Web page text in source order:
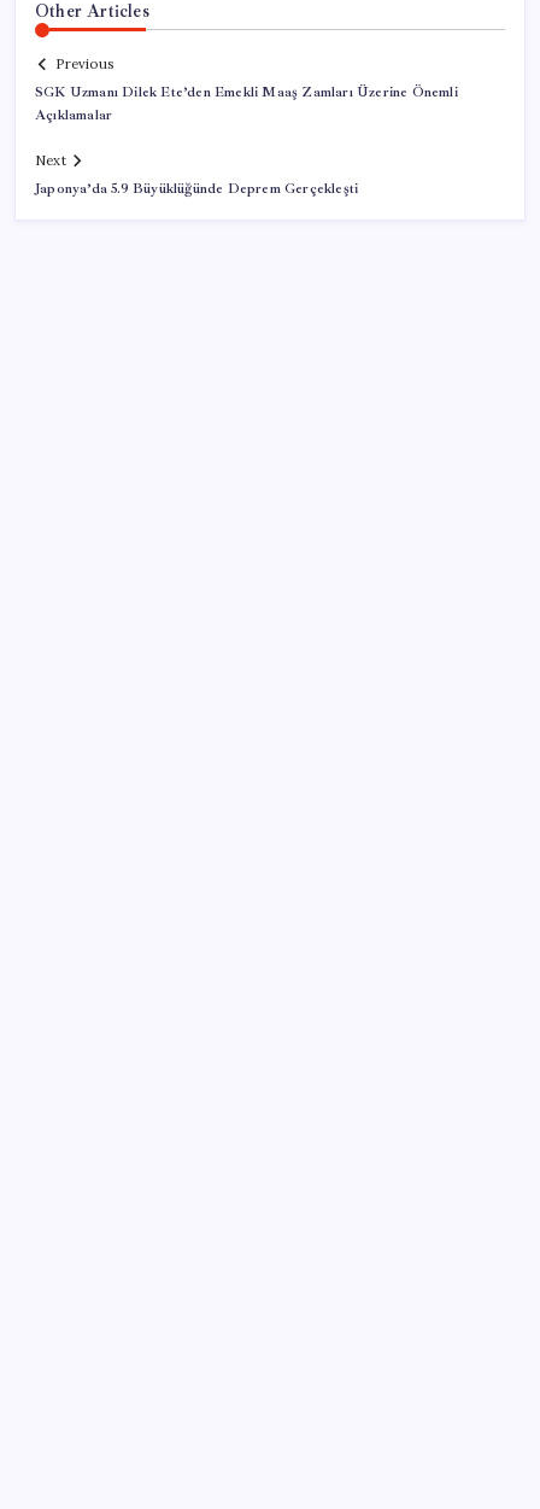
Other Articles
Previous
SGK Uzmanı Dilek Ete’den Emekli Maaş Zamları Üzerine Önemli
Açıklamalar
Next
Japonya’da 5.9 Büyüklüğünde Deprem Gerçekleşti